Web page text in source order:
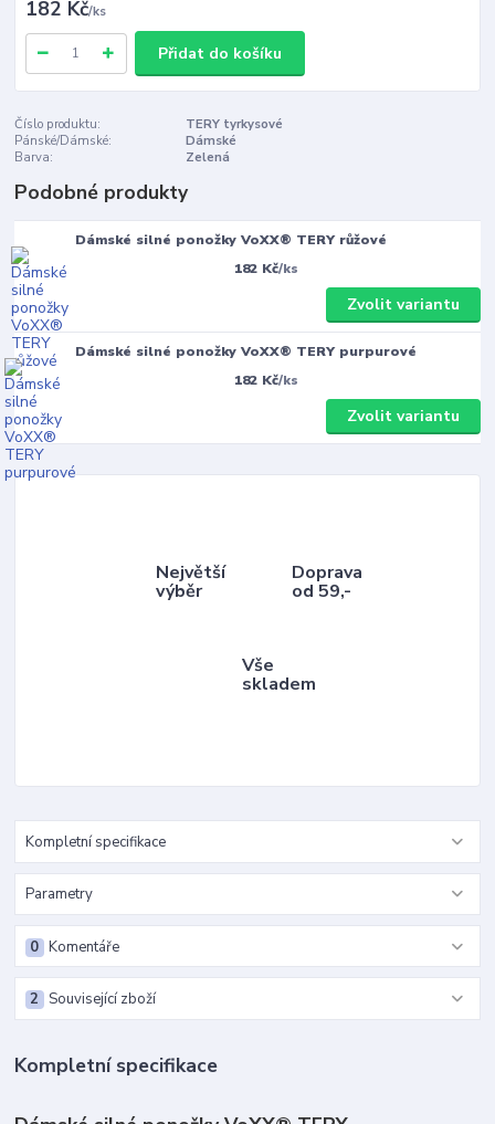
182 Kč/ks
Přidat do košíku
Číslo produktu:
TERY tyrkysové
Pánské/Dámské:
Dámské
Barva:
Zelená
Podobné produkty
Dámské silné ponožky VoXX® TERY růžové
182 Kč/ks
Zvolit variantu
Dámské silné ponožky VoXX® TERY purpurové
182 Kč/ks
Zvolit variantu
Největší
výběr
Doprava
od 59,-
Vše
skladem
Kompletní specifikace
Parametry
Komentáře
0
Související zboží
2
Kompletní specifikace